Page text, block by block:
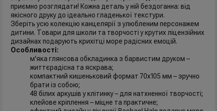
приємно розглядати! Кожна деталь у ній бездоганна: від
якісного друку до ідеально гладенької текстури.
Зберіть усю колекцію канцелярії з улюбленим персонажем
дитини. Товари для школи та творчості у крутих ліцензійних
дизайнах подарують крихітці море радісних емоцій.
Особливості:
м'яка глянсова обкладинка з барвистим друком –
життєрадісна та яскрава;
компактний кишеньковий формат 70х105 мм – зручно
брати із собою;
48 білих аркушів у клітинку – для натхненної творчості;
клейове кріплення – міцне та практичне;